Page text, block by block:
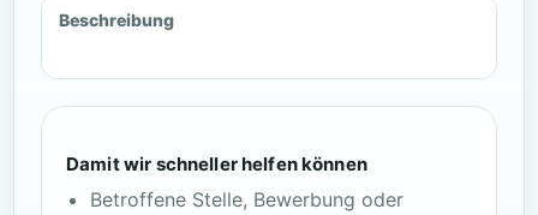
Beschreibung
Damit wir schneller helfen können
Betroffene Stelle, Bewerbung oder